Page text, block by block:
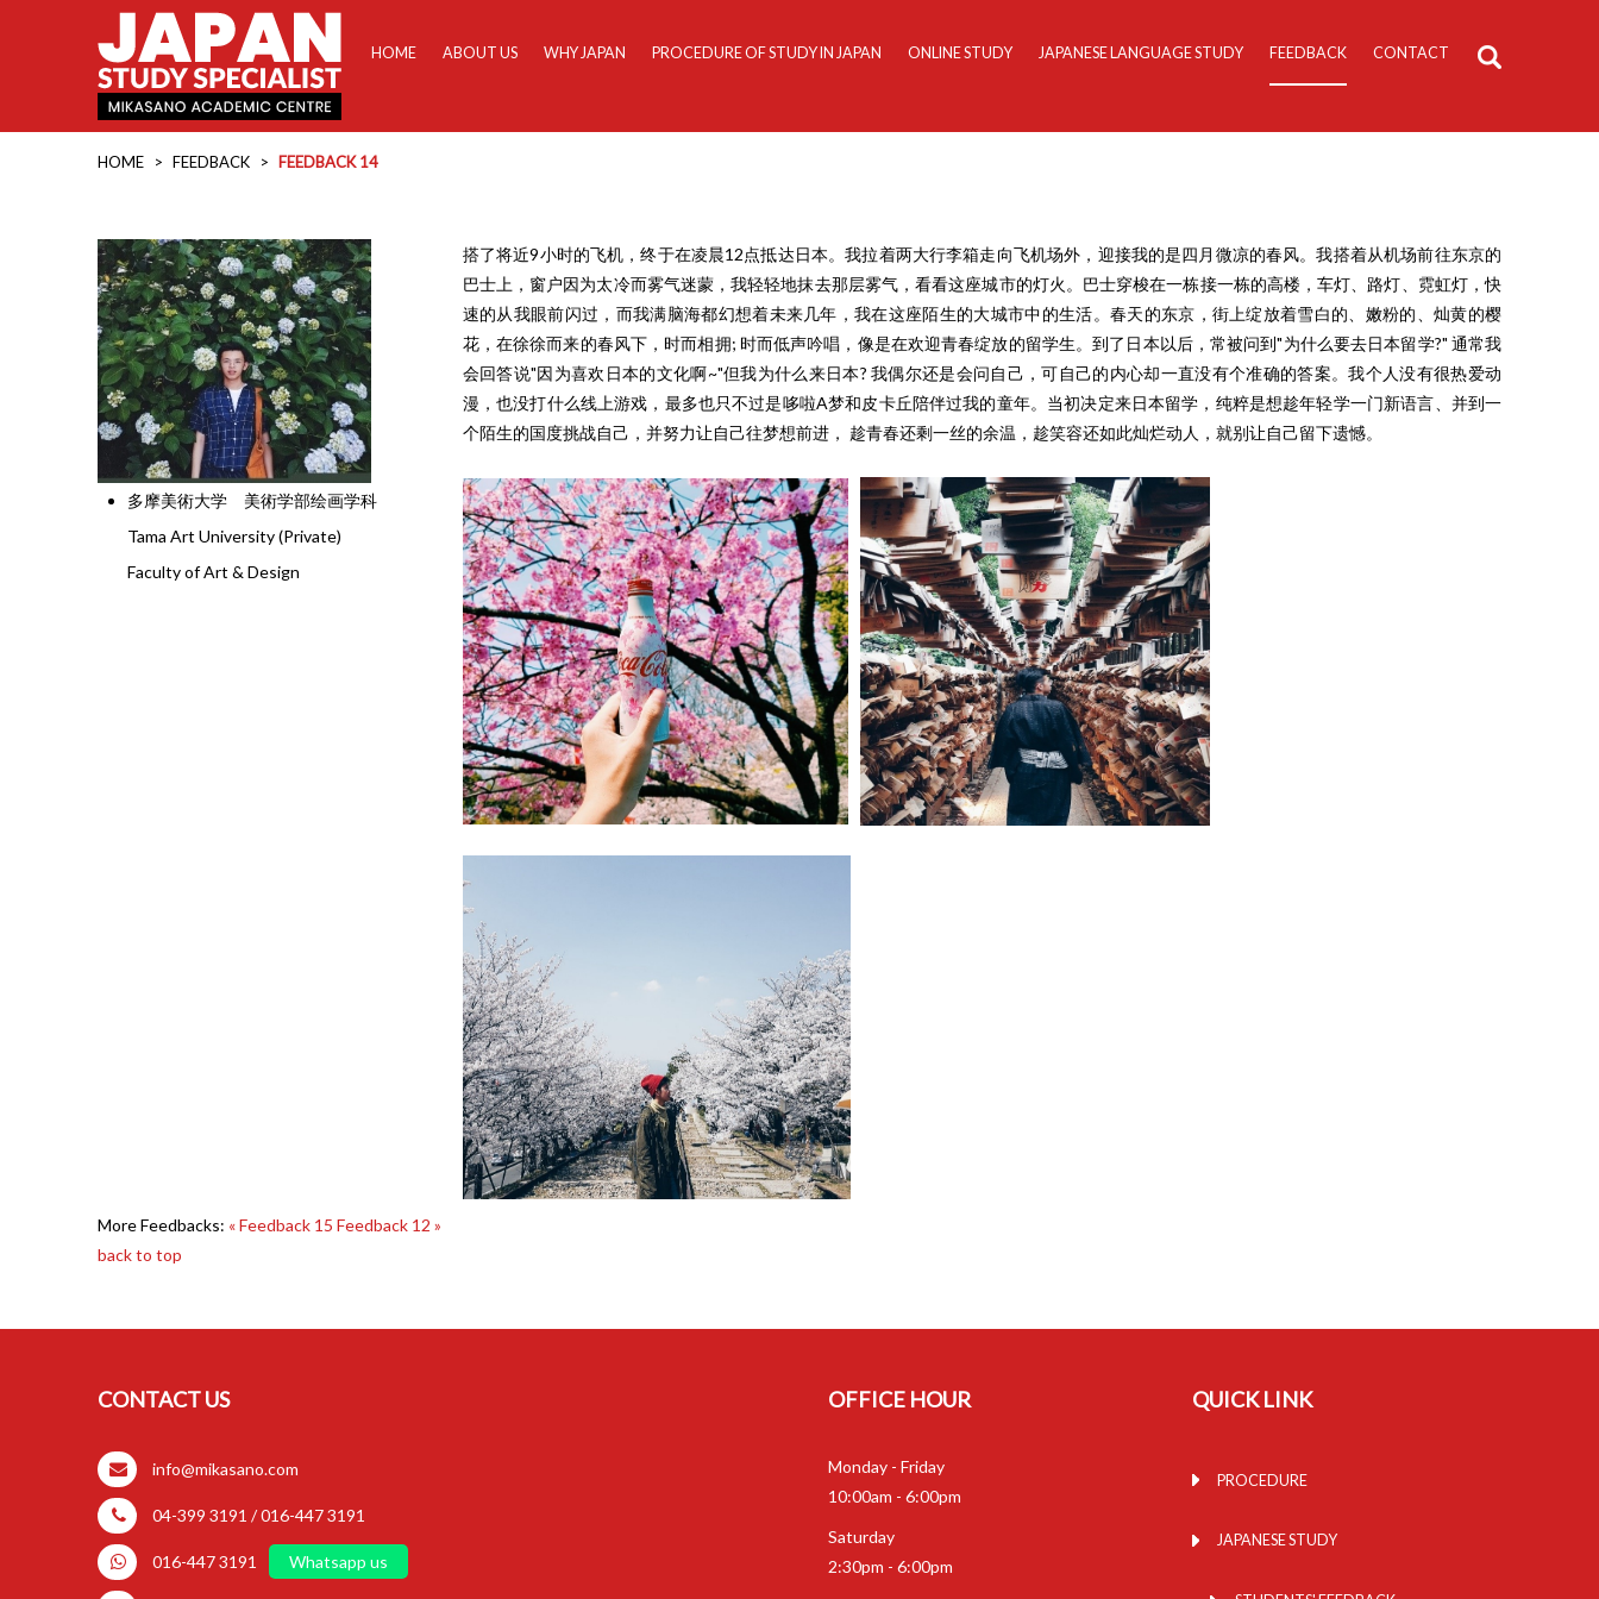
HOME ABOUT US WHY JAPAN PROCEDURE OF STUDY IN JAPAN ONLINE STUDY JAPANESE LANGUAGE STUDY FEEDBACK CONTACT
HOME > FEEDBACK > FEEDBACK 14
多摩美術大学 美術学部绘画学科
Tama Art University (Private)
Faculty of Art & Design
搭了将近9小时的飞机，终于在凌晨12点抵达日本。我拉着两大行李箱走向飞机场外，迎接我的是四月微凉的春风。我搭着从机场前往东京的
巴士上，窗户因为太冷而雾气迷蒙，我轻轻地抹去那层雾气，看看这座城市的灯火。巴士穿梭在一栋接一栋的高楼，车灯、路灯、霓虹灯，快
速的从我眼前闪过，而我满脑海都幻想着未来几年，我在这座陌生的大城市中的生活。春天的东京，街上绽放着雪白的、嫩粉的、灿黄的樱
花，在徐徐而来的春风下，时而相拥; 时而低声吟唱，像是在欢迎青春绽放的留学生。到了日本以后，常被问到"为什么要去日本留学?" 通常我
会回答说"因为喜欢日本的文化啊~"但我为什么来日本? 我偶尔还是会问自己，可自己的内心却一直没有个准确的答案。我个人没有很热爱动
漫，也没打什么线上游戏，最多也只不过是哆啦A梦和皮卡丘陪伴过我的童年。当初决定来日本留学，纯粹是想趁年轻学一门新语言、并到一
个陌生的国度挑战自己，并努力让自己往梦想前进， 趁青春还剩一丝的余温，趁笑容还如此灿烂动人，就别让自己留下遗憾。
More Feedbacks: « Feedback 15 Feedback 12 »
back to top
CONTACT US
info@mikasano.com
04-399 3191 / 016-447 3191
016-447 3191 Whatsapp us
OFFICE HOUR
Monday - Friday
10:00am - 6:00pm
Saturday
2:30pm - 6:00pm
QUICK LINK
PROCEDURE
JAPANESE STUDY